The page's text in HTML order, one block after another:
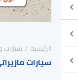
الرئيسية سيارات
سيارات